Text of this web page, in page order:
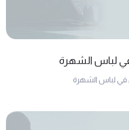
في لباس الشهرة
في لباس الشهرة